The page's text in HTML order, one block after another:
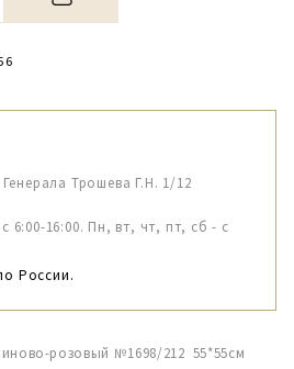
Трошева Г.Н. 1/12
6:00-16:00. Пн, вт, чт, пт, сб - с
России.
розовый №1698/212 55*55см